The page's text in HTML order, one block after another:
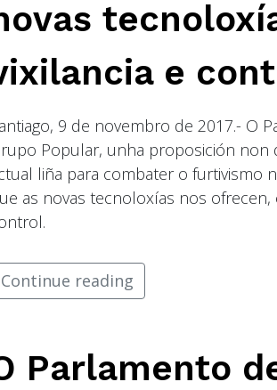
e
9 de novembro de 2017.- O
Popular, unha proposición non
liña para combater o furtivismo
as novas tecnoloxías nos
Continue reading
Parlamento